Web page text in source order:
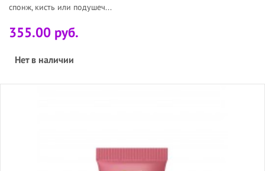
спонж, кисть или подушеч...
355.00 руб.
Нет в наличии